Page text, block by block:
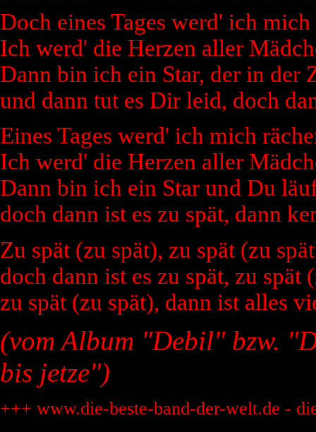
Doch eines Tages werd' ich mich
Ich werd' die Herzen aller
Dann bin ich ein Star, der in der
und dann tut es Dir leid, doch
Eines Tages werd' ich mich
Ich werd' die Herzen aller
Dann bin ich ein Star und Du
doch dann ist es zu spät, dann
Zu spät (zu spät), zu spät (zu
doch dann ist es zu spät, zu spät
zu spät (zu spät), dann ist alles
(vom Album "Debil" bzw.
bis jetze")
+++ www.die-beste-band-der-welt.de -